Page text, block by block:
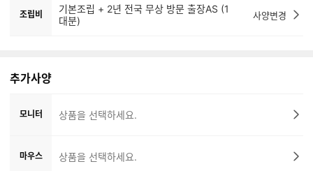
조립비
기본조립 + 2년 전국 무상 방문 출장AS (1
대분)
사양변경
추가사양
모니터 상품을 선택하세요.
마우스 상품을 선택하세요.